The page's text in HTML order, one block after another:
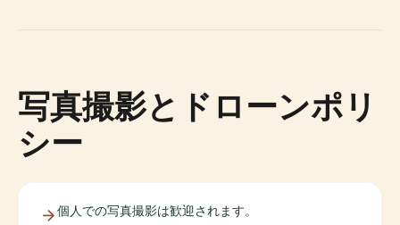
写真撮影とドローンポリ
シー
個人での写真撮影は歓迎されます。